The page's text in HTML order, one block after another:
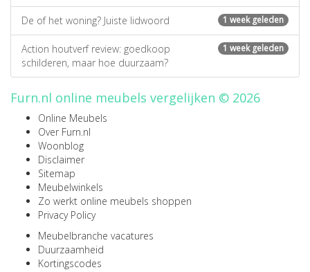
1 week geleden
De of het woning? Juiste lidwoord
1 week geleden
Action houtverf review: goedkoop
schilderen, maar hoe duurzaam?
Furn.nl online meubels vergelijken © 2026
Online Meubels
Over Furn.nl
Woonblog
Disclaimer
Sitemap
Meubelwinkels
Zo werkt online meubels shoppen
Privacy Policy
Meubelbranche vacatures
Duurzaamheid
Kortingscodes